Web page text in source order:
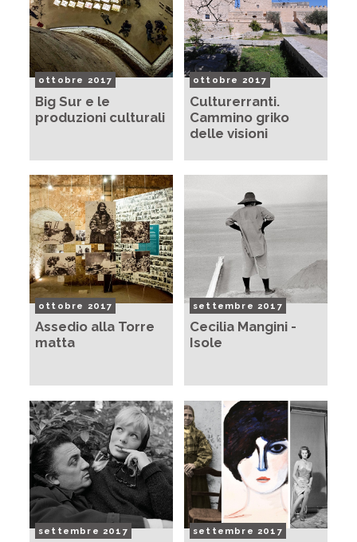
ottobre 2017
Big Sur e le
produzioni culturali
ottobre 2017
Culturerranti.
Cammino griko
delle visioni
ottobre 2017
Assedio alla Torre
matta
settembre 2017
Cecilia Mangini -
Isole
settembre 2017 settembre 2017